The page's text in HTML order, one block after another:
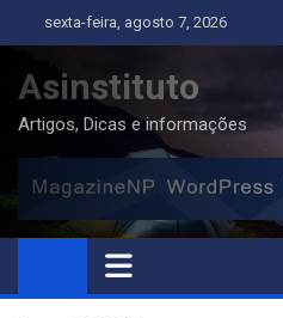
to
content
sexta-feira, agosto 7, 2026
Asinstituto
Artigos, Dicas e informações